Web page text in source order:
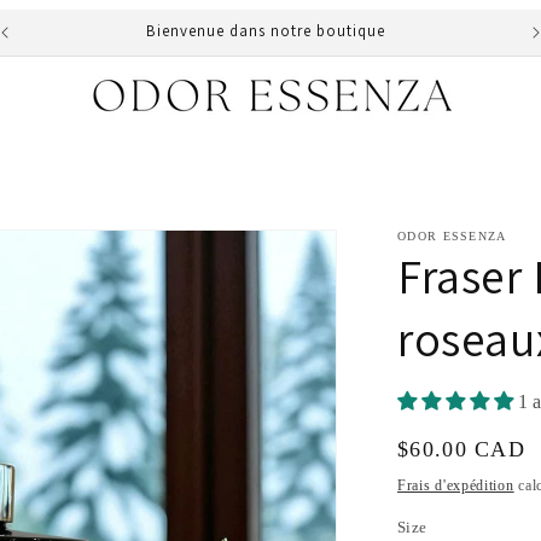
Free shipping order 75$ Livraison gratuite avec achats 75$
ODOR ESSENZA
1
Prix
habituel
$60.00 CAD
Frais d'expédition
Size